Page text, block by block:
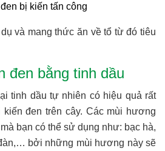
bị kiến tấn công
và mang thức ăn về tổ từ đó tiêu
đen bằng tinh dầu
tinh dầu tự nhiên có hiệu quả rất
kiến đen trên cây. Các mùi hương
bạn có thể sử dụng như: bạc hà,
bởi những mùi hương này sẽ